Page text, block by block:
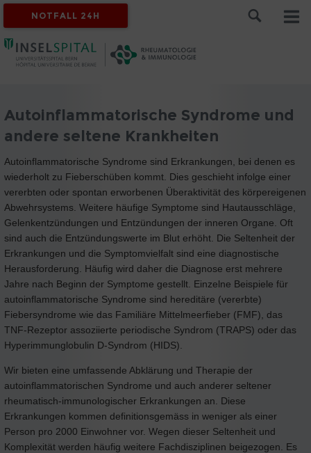
NOTFALL 24H
Autoinflammatorische Syndrome und
andere seltene Krankheiten
Autoinflammatorische Syndrome sind Erkrankungen, bei denen es
wiederholt zu Fieberschüben kommt. Dies geschieht infolge einer
vererbten oder spontan erworbenen Überaktivität des körpereigenen
Abwehrsystems. Weitere häufige Symptome sind Hautausschläge,
Gelenkentzündungen und Entzündungen der inneren Organe. Oft
sind auch die Entzündungswerte im Blut erhöht. Die Seltenheit der
Erkrankungen und die Symptomvielfalt sind eine diagnostische
Herausforderung. Häufig wird daher die Diagnose erst mehrere
Jahre nach Beginn der Symptome gestellt. Einzelne Beispiele für
autoinflammatorische Syndrome sind hereditäre (vererbte)
Fiebersyndrome wie das Familiäre Mittelmeerfieber (FMF), das
TNF-Rezeptor assoziierte periodische Syndrom (TRAPS) oder das
Hyperimmunglobulin D-Syndrom (HIDS).
Wir bieten eine umfassende Abklärung und Therapie der
autoinflammatorischen Syndrome und auch anderer seltener
rheumatisch-immunologischer Erkrankungen an. Diese
Erkrankungen kommen definitionsgemäss in weniger als einer
Person pro 2000 Einwohner vor. Wegen dieser Seltenheit und
Komplexität werden häufig weitere Fachdisziplinen beigezogen. Es